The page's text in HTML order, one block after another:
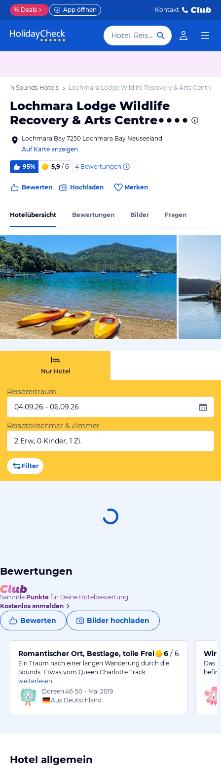
% Deals App öffnen Kontakt
Hotel, Reiseziel
Sounds Hotels Lochmara Lodge Wildlife Recovery & Arts Centre
Lochmara Lodge Wildlife
Recovery & Arts Centre
Lochmara Bay 7250 Lochmara Bay Neuseeland
Auf Karte anzeigen
95% 5,9 / 6 4 Bewertungen
Bewerten Hochladen Merken
Hotelübersicht Bewertungen Bilder Fragen
von
Nur Hotel
Reisezeitraum
04.09.26 - 06.09.26
Reiseteilnehmer & Zimmer
2 Erw, 0 Kinder, 1 Zi.
Filter
Bewertungen
Sammle Punkte für Deine Hotelbewertung.
Kostenlos anmelden
Bewerten Bilder hochladen
Romantischer Ort, Bestlage, tolle Freizeitangebote
6 / 6
Ein Traum nach einer langen Wanderung durch die
Sounds. Etwas vom Queen Charlotte Track…
weiterlesen
Doreen 46-50 • Mai 2019
Aus Deutschland
Wir
Das
Hotel allgemein